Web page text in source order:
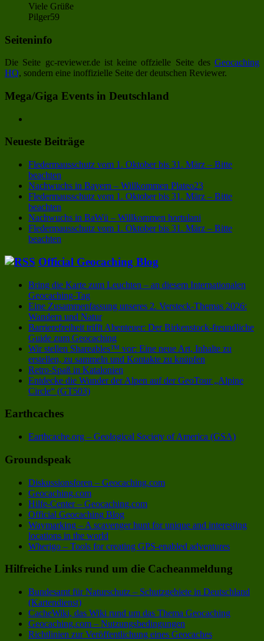
Viele Grüße
Pilger59
Seiteninfo
Die Seite gc-reviewer.de ist keine offzielle Seite des Geocaching
HQ, sondern eine inoffizielle Seite der deutschen Reviewer.
Mega/Giga Events in Deutschland
Neueste Beiträge
Fledermausschutz vom 1. Oktober bis 31. März – Bitte
beachten
Nachwuchs in Bayern – Willkommen Plateo23
Fledermausschutz vom 1. Oktober bis 31. März – Bitte
beachten
Nachwuchs in BaWü – Willkommen hortulani
Fledermausschutz vom 1. Oktober bis 31. März – Bitte
beachten
Official Geocaching Blog
Bring die Karte zum Leuchten – an diesem Internationalen
Geocaching-Tag
Eine Zusammenfassung unseres 2. Versteck-Themas 2026:
Wandern und Natur
Barrierefreiheit trifft Abenteuer: Der Birkenstock-freundliche
Guide zum Geocaching
Wir stellen Shareables™ vor: Eine neue Art, Inhalte zu
erstellen, zu sammeln und Kontakte zu knüpfen
Retro-Spaß in Katalonien
Entdecke die Wunder der Alpen auf der GeoTour „Alpine
Circle“ (GT503)
Earthcaches
Earthcache.org – Geological Society of America (GSA)
Groundspeak
Diskussionsforen – Geocaching.com
Geocaching.com
Hilfe-Center – Geocaching.com
Official Geocaching Blog
Waymarking – A scavenger hunt for unique and interesting
locations in the world
Wherigo – Tools for creating GPS-enabled adventures
Hilfreiche Links rund um die Cacheanmeldung
Bundesamt für Naturschutz – Schutzgebiete in Deutschland
(Kartendienst)
CacheWiki, das Wiki rund um das Thema Geocaching
Geocaching.com – Nutzungsbedingungen
Richtlinien zur Veröffentlichung eines Geocaches